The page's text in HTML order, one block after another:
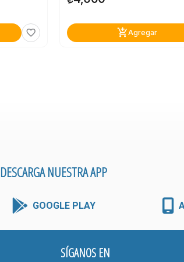
favorite_border add_shopping_cartAgregar
DESCARGA NUESTRA APP
GOOGLE PLAY
SÍGANOS EN